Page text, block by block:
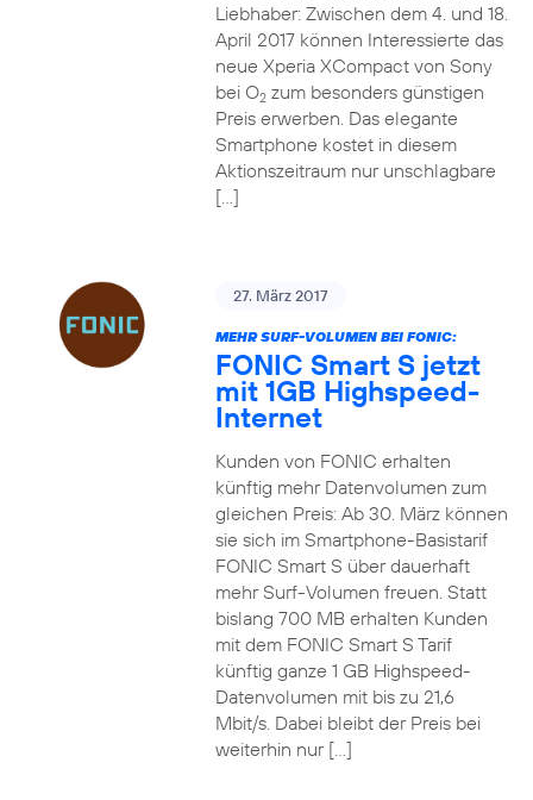
Liebhaber: Zwischen dem 4. und 18.
April 2017 können Interessierte das
neue Xperia XCompact von Sony
bei O2zum besonders günstigen
Preis erwerben. Das elegante
Smartphone kostet in diesem
Aktionszeitraum nur unschlagbare
[…]
27. März 2017
MEHR SURF-VOLUMEN BEI FONIC:
FONIC Smart S jetzt
mit 1GB Highspeed-
Internet
Kunden von FONIC erhalten
künftig mehr Datenvolumen zum
gleichen Preis: Ab 30. März können
sie sich im Smartphone-Basistarif
FONIC Smart S über dauerhaft
mehr Surf-Volumen freuen. Statt
bislang 700 MB erhalten Kunden
mit dem FONIC Smart S Tarif
künftig ganze 1 GB Highspeed-
Datenvolumen mit bis zu 21,6
Mbit/s. Dabei bleibt der Preis bei
weiterhin nur […]